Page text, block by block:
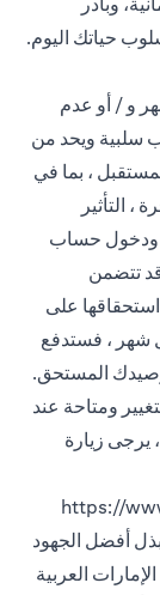
حياتك اليوم.
و / أو عدم
سلبية ويحد من
، بما في
التأثير
ودخول حساب
تتضمن
على
شهر ، فستدفع
المستحق.
ومتاحة عند
يرجى زيارة
https://
أفضل الجهود
العربية